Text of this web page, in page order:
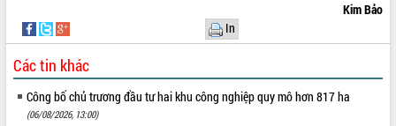
Phê
Xây dựng nền hành chính số đồng
hành cùng nông dân dân, doanh nghiệp
Giai đoạn 2026-2030, Đắk Lắk phấn
đấu có 77% xã đạt chuẩn nông thôn
Kim Bảo
In
Các tin khác
Công bố chủ trương đầu tư hai khu công nghiệp quy mô hơn 817 ha
(06/08/2026, 13:00)